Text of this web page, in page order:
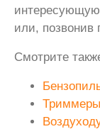
или, позвонив
Смотрите